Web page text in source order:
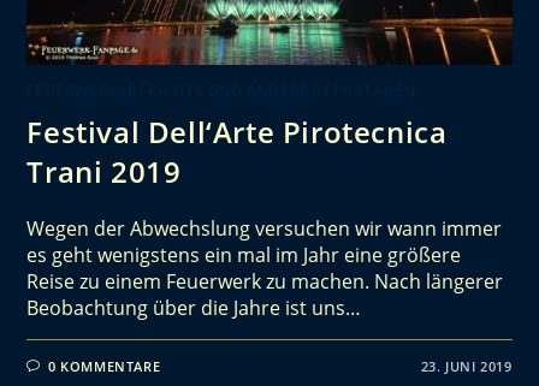
Festival Dell‘Arte Pirotecnica
Trani 2019
Wegen der Abwechslung versuchen wir wann immer
es geht wenigstens ein mal im Jahr eine größere
Reise zu einem Feuerwerk zu machen. Nach längerer
Beobachtung über die Jahre ist uns…
0 KOMMENTARE 23. JUNI 2019